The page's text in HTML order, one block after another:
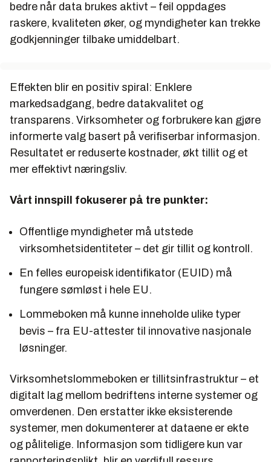
bedre når data brukes aktivt – feil oppdages
raskere, kvaliteten øker, og myndigheter kan trekke
godkjenninger tilbake umiddelbart.
Effekten blir en positiv spiral: Enklere
markedsadgang, bedre datakvalitet og
transparens. Virksomheter og forbrukere kan gjøre
informerte valg basert på verifiserbar informasjon.
Resultatet er reduserte kostnader, økt tillit og et
mer effektivt næringsliv.
Vårt innspill fokuserer på tre punkter:
Offentlige myndigheter må utstede
virksomhetsidentiteter – det gir tillit og kontroll.
En felles europeisk identifikator (EUID) må
fungere sømløst i hele EU.
Lommeboken må kunne inneholde ulike typer
bevis – fra EU-attester til innovative nasjonale
løsninger.
Virksomhetslommeboken er tillitsinfrastruktur – et
digitalt lag mellom bedriftens interne systemer og
omverdenen. Den erstatter ikke eksisterende
systemer, men dokumenterer at dataene er ekte
og pålitelige. Informasjon som tidligere kun var